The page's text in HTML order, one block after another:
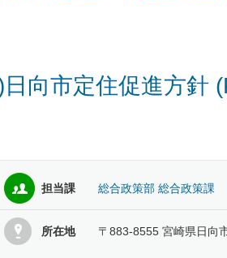
日向市定住促進方針
担当課 総合政策部 総合政策課
所在地 〒883-8555 宮崎県日向